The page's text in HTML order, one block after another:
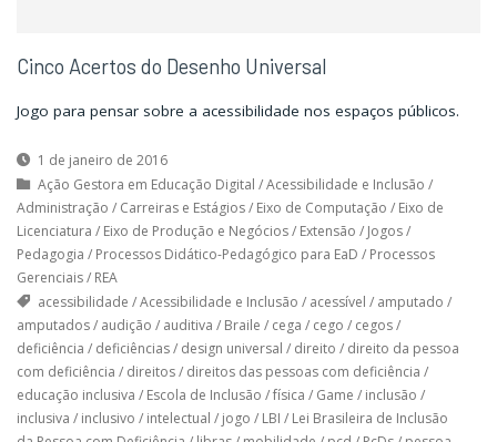
Cinco Acertos do Desenho Universal
Jogo para pensar sobre a acessibilidade nos espaços públicos.
1 de janeiro de 2016
Ação Gestora em Educação Digital /Acessibilidade e Inclusão /
Administração / Carreiras e Estágios/ Eixo de Computação / Eixo de
Licenciatura / Eixo de Produção e Negócios/ Extensão / Jogos/
Pedagogia / Processos Didático-Pedagógico para EaD / Processos
Gerenciais/ REA
acessibilidade /Acessibilidade e Inclusão / acessível / amputado /
amputados/ audição / auditiva / Braile / cega / cego / cegos/
deficiência / deficiências/ design universal / direito / direito da pessoa
com deficiência / direitos/ direitos das pessoas com deficiência /
educação inclusiva / Escola de Inclusão /física / Game / inclusão /
inclusiva / inclusivo / intelectual / jogo / LBI / Lei Brasileira de Inclusão